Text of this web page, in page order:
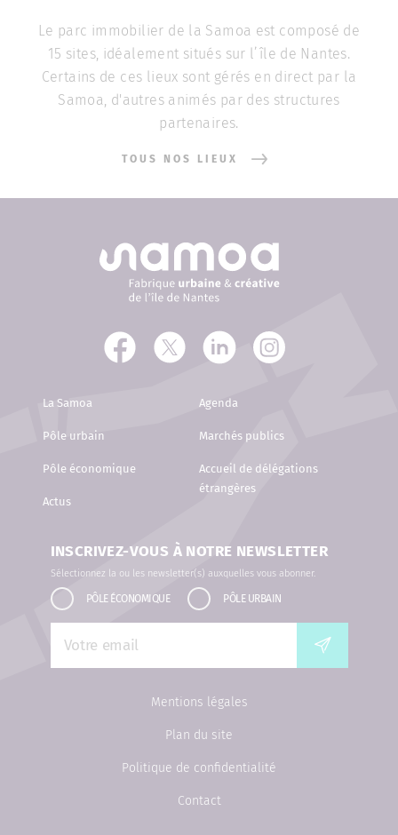
Le parc immobilier de la Samoa est composé de
15 sites, idéalement situés sur l’île de Nantes.
Certains de ces lieux sont gérés en direct par la
Samoa, d'autres animés par des structures
partenaires.
TOUS NOS LIEUX
La Samoa
Pôle urbain
Pôle économique
Actus
Agenda
Marchés publics
Accueil de délégations
étrangères
INSCRIVEZ-VOUS À NOTRE NEWSLETTER
Sélectionnez la ou les newsletter(s) auxquelles vous abonner.
PÔLE ÉCONOMIQUE PÔLE URBAIN
Mentions légales
Plan du site
Politique de confidentialité
Contact